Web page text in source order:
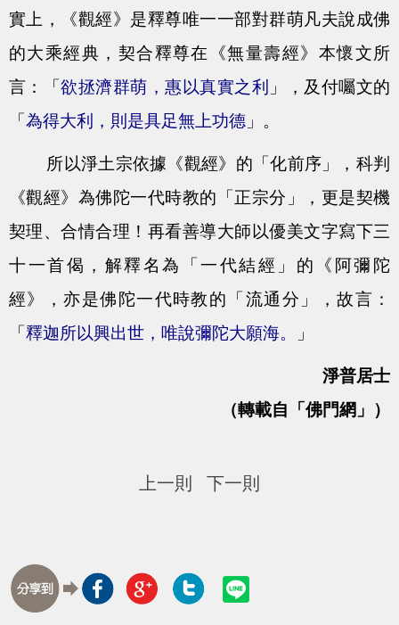
實上，《觀經》是釋尊唯一一部對群萌凡夫說成佛
的大乘經典，契合釋尊在《無量壽經》本懷文所
言：「欲拯濟群萌，惠以真實之利 」，及付囑文的
「 為得大利，則是具足無上功德 」。
所以淨土宗依據《觀經》的「化前序」，科判
《觀經》為佛陀一代時教的「正宗分」，更是契機
契理、合情合理！再看善導大師以優美文字寫下三
十一首偈，解釋名為「一代結經」的《阿彌陀
經》，亦是佛陀一代時教的「流通分」，故言：
「 釋迦所以興出世，唯說彌陀大願海。 」
淨普居士
（轉載自「佛門網」）
上一則 下一則